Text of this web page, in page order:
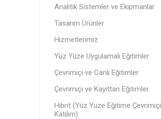
Analitik Sistemler ve Ekipmanlar
Tasarım Ürünler
Hizmetlerimiz
Yüz Yüze Uygulamalı Eğitimler
Çevrimiçi ve Canlı Eğitimler
Çevrimiçi ve Kayıttan Eğitimler
Hibrit (Yüz Yüze Eğitime Çevrimiçi
Katılım)